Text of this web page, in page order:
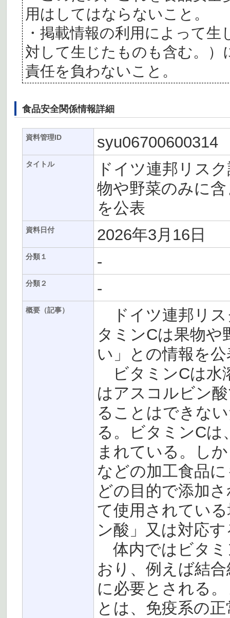
用はしてはならないこと。
・掲載情報の利用によって
対して生じたものも含む。
責任を負わないこと。
食品安全関係情報詳細
資料管理ID syu06700600314
タイトル
ドイツ連邦リス
物や野菜のみに
を公表
資料日付 2026年3月16日
分類１ -
分類２ -
概要（記事）
ドイツ連邦リス
タミンCは果物
い」との情報を
ビタミンCは水
はアスコルビン
ることはできな
る。ビタミンCは
まれている。し
などの加工食品
どの目的で添加
て使用されてい
ン酸」又は対応
体内ではビタミ
おり、例えば結
に必要とされる
とは、免疫系の